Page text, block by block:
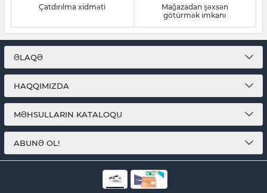
Çatdırılma xidməti
Mağazadan şəxsən
götürmək imkanı
ƏLAQƏ
HAQQIMIZDA
MƏHSULLARIN KATALOQU
ABUNƏ OL!